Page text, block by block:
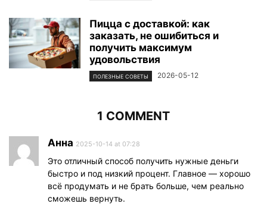
Пицца с доставкой: как
заказать, не ошибиться и
получить максимум
удовольствия
ПОЛЕЗНЫЕ СОВЕТЫ 2026-05-12
1 COMMENT
Анна 2025-10-14 at 07:28
Это отличный способ получить нужные деньги
быстро и под низкий процент. Главное — хорошо
всё продумать и не брать больше, чем реально
сможешь вернуть.